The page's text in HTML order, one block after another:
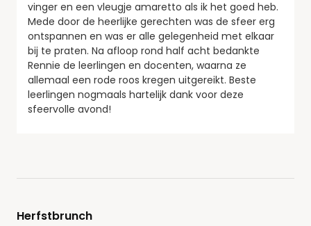
vinger en een vleugje amaretto als ik het goed heb.
Mede door de heerlijke gerechten was de sfeer erg
ontspannen en was er alle gelegenheid met elkaar
bij te praten. Na afloop rond half acht bedankte
Rennie de leerlingen en docenten, waarna ze
allemaal een rode roos kregen uitgereikt. Beste
leerlingen nogmaals hartelijk dank voor deze
sfeervolle avond!
Herfstbrunch